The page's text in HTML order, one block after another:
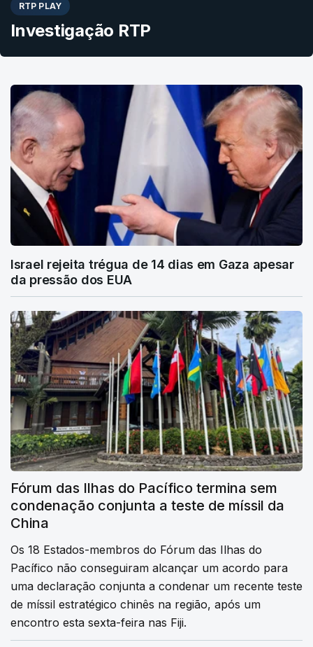
RTP PLAY
Investigação RTP
Israel rejeita trégua de 14 dias em Gaza apesar
da pressão dos EUA
Fórum das Ilhas do Pacífico termina sem
condenação conjunta a teste de míssil da
China
Os 18 Estados-membros do Fórum das Ilhas do
Pacífico não conseguiram alcançar um acordo para
uma declaração conjunta a condenar um recente teste
de míssil estratégico chinês na região, após um
encontro esta sexta-feira nas Fiji.